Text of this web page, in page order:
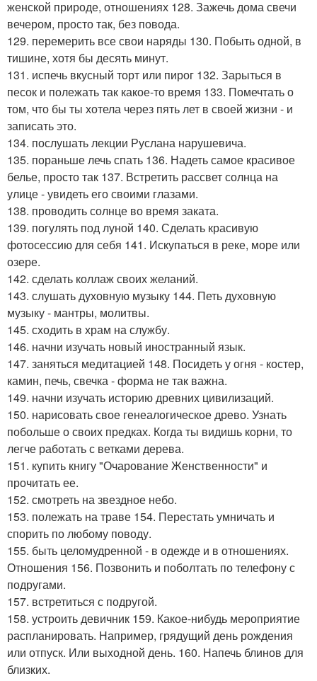
женской природе, отношениях 128. Зажечь дома свечи
вечером, просто так, без повода.
129. перемерить все свои наряды 130. Побыть одной, в
тишине, хотя бы десять минут.
131. испечь вкусный торт или пирог 132. Зарыться в
песок и полежать так какое-то время 133. Помечтать о
том, что бы ты хотела через пять лет в своей жизни - и
записать это.
134. послушать лекции Руслана нарушевича.
135. пораньше лечь спать 136. Надеть самое красивое
белье, просто так 137. Встретить рассвет солнца на
улице - увидеть его своими глазами.
138. проводить солнце во время заката.
139. погулять под луной 140. Сделать красивую
фотосессию для себя 141. Искупаться в реке, море или
озере.
142. сделать коллаж своих желаний.
143. слушать духовную музыку 144. Петь духовную
музыку - мантры, молитвы.
145. сходить в храм на службу.
146. начни изучать новый иностранный язык.
147. заняться медитацией 148. Посидеть у огня - костер,
камин, печь, свечка - форма не так важна.
149. начни изучать историю древних цивилизаций.
150. нарисовать свое генеалогическое древо. Узнать
побольше о своих предках. Когда ты видишь корни, то
легче работать с ветками дерева.
151. купить книгу "Очарование Женственности" и
прочитать ее.
152. смотреть на звездное небо.
153. полежать на траве 154. Перестать умничать и
спорить по любому поводу.
155. быть целомудренной - в одежде и в отношениях.
Отношения 156. Позвонить и поболтать по телефону с
подругами.
157. встретиться с подругой.
158. устроить девичник 159. Какое-нибудь мероприятие
распланировать. Например, грядущий день рождения
или отпуск. Или выходной день. 160. Напечь блинов для
близких.